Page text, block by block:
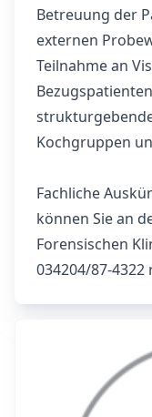
Betreuung der
externen
Teilnahme an
Kochgruppen
Fachliche
können Sie an
Forensischen
034204/87-4322